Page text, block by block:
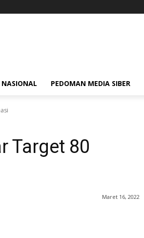
NASIONAL PEDOMAN MEDIA SIBER
Target 80
Maret 16, 2022